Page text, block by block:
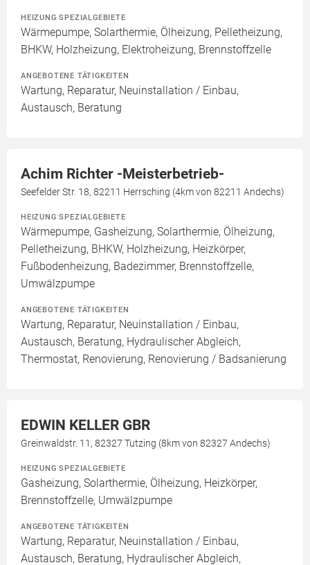
HEIZUNG SPEZIALGEBIETE
Wärmepumpe, Solarthermie, Ölheizung, Pelletheizung,
BHKW, Holzheizung, Elektroheizung, Brennstoffzelle
ANGEBOTENE TÄTIGKEITEN
Wartung, Reparatur, Neuinstallation / Einbau,
Austausch, Beratung
Achim Richter -Meisterbetrieb-
Seefelder Str. 18, 82211 Herrsching (4km von 82211 Andechs)
HEIZUNG SPEZIALGEBIETE
Wärmepumpe, Gasheizung, Solarthermie, Ölheizung,
Pelletheizung, BHKW, Holzheizung, Heizkörper,
Fußbodenheizung, Badezimmer, Brennstoffzelle,
Umwälzpumpe
ANGEBOTENE TÄTIGKEITEN
Wartung, Reparatur, Neuinstallation / Einbau,
Austausch, Beratung, Hydraulischer Abgleich,
Thermostat, Renovierung, Renovierung / Badsanierung
EDWIN KELLER GBR
Greinwaldstr. 11, 82327 Tutzing (8km von 82327 Andechs)
HEIZUNG SPEZIALGEBIETE
Gasheizung, Solarthermie, Ölheizung, Heizkörper,
Brennstoffzelle, Umwälzpumpe
ANGEBOTENE TÄTIGKEITEN
Wartung, Reparatur, Neuinstallation / Einbau,
Austausch, Beratung, Hydraulischer Abgleich,